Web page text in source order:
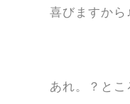
喜びますから
あれ。？と